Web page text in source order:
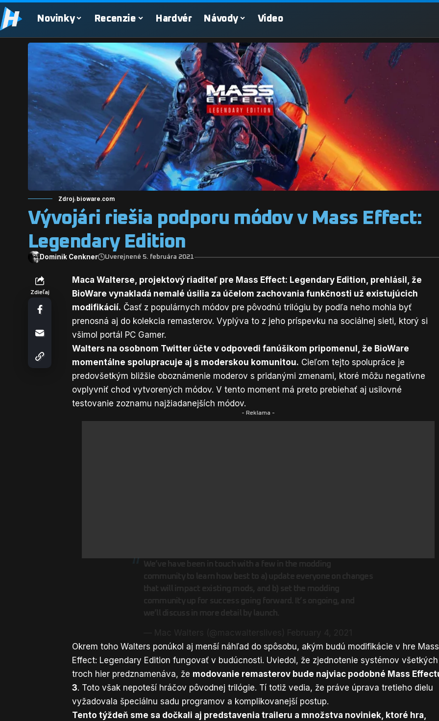
Novinky Recenzie Hardvér Návody Video
Zdroj: bioware.com
Vývojári riešia podporu módov v Mass Effect:
Legendary Edition
Dominik Cenkner Uverejnené 5. februára 2021
Zdieľaj
Maca Walterse, projektový riaditeľ pre Mass Effect: Legendary Edition, prehlásil, že
BioWare vynakladá nemalé úsilia za účelom zachovania funkčnosti už existujúcich
modifikácií. Časť z populárnych módov pre pôvodnú trilógiu by podľa neho mohla byť
prenosná aj do kolekcia remasterov. Vyplýva to z jeho príspevku na sociálnej sieti, ktorý si
všimol portál PC Gamer.
Walters na osobnom Twitter účte v odpovedi fanúšikom pripomenul, že BioWare
momentálne spolupracuje aj s moderskou komunitou. Cieľom tejto spolupráce je
predovšetkým bližšie oboznámenie moderov s pridanými zmenami, ktoré môžu negatívne
ovplyvniť chod vytvorených módov. V tento moment má preto prebiehať aj usilovné
testovanie zoznamu najžiadanejších módov.
- Reklama -
Okrem toho Walters ponúkol aj menší náhľad do spôsobu, akým budú modifikácie v hre Mass
Effect: Legendary Edition fungovať v budúcnosti. Uviedol, že zjednotenie systémov všetkých
troch hier predznamenáva, že modovanie remasterov bude najviac podobné Mass
3. Toto však nepoteší hráčov pôvodnej trilógie. Tí totiž vedia, že práve úprava tretieho dielu
vyžadovala špeciálnu sadu programov a komplikovanejší postup.
Tento týždeň sme sa dočkali aj predstavenia traileru a množstva noviniek, ktoré hra,